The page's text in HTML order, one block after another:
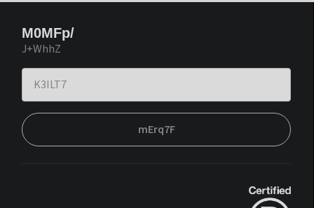
M0MFp/
J+WhhZ
mErq7F